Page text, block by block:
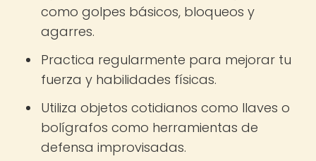
como golpes básicos, bloqueos y
agarres.
Practica regularmente para mejorar tu
fuerza y habilidades físicas.
Utiliza objetos cotidianos como llaves o
bolígrafos como herramientas de
defensa improvisadas.